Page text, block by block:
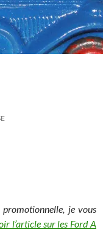
je vous
l’article sur les Ford A